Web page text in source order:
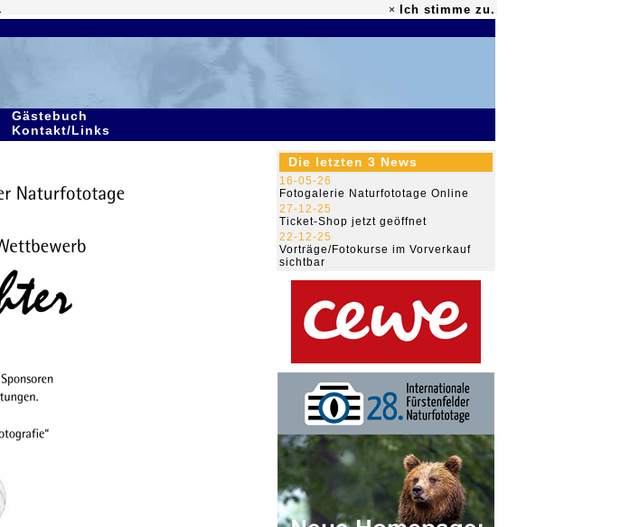
× Ich stimme zu.
Gästebuch
Kontakt/Links
Die letzten 3 News
16-05-26
Fotogalerie Naturfototage Online
27-12-25
Ticket-Shop jetzt geöffnet
22-12-25
Vorträge/Fotokurse im Vorverkauf
sichtbar